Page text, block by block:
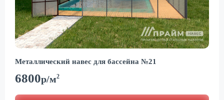
Металлический навес для бассейна №21
6800р/м2